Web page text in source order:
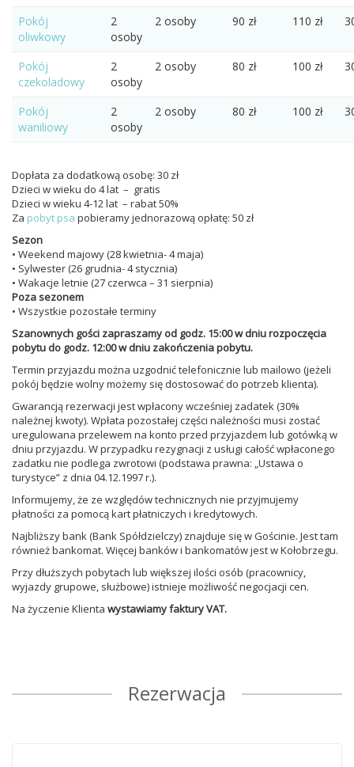
Pokój
oliwkowy
2
osoby
2 osoby 90 zł 110 zł
Pokój
czekoladowy
2
osoby
2 osoby 80 zł 100 zł
Pokój
waniliowy
2
osoby
2 osoby 80 zł 100 zł
Dopłata za dodatkową osobę: 30 zł
Dzieci w wieku do 4 lat – gratis
Dzieci w wieku 4-12 lat – rabat 50%
Za pobyt psa pobieramy jednorazową opłatę: 50 zł
Sezon
• Weekend majowy (28 kwietnia- 4 maja)
• Sylwester (26 grudnia- 4 stycznia)
• Wakacje letnie (27 czerwca – 31 sierpnia)
Poza sezonem
• Wszystkie pozostałe terminy
Szanownych gości zapraszamy od godz. 15:00 w dniu rozpoczęcia
pobytu do godz. 12:00 w dniu zakończenia pobytu.
Termin przyjazdu można uzgodnić telefonicznie lub mailowo (jeżeli
pokój będzie wolny możemy się dostosować do potrzeb klienta).
Gwarancją rezerwacji jest wpłacony wcześniej zadatek (30%
należnej kwoty). Wpłata pozostałej części należności musi zostać
uregulowana przelewem na konto przed przyjazdem lub gotówką w
dniu przyjazdu. W przypadku rezygnacji z usługi całość wpłaconego
zadatku nie podlega zwrotowi (podstawa prawna: „Ustawa o
turystyce” z dnia 04.12.1997 r.).
Informujemy, że ze względów technicznych nie przyjmujemy
płatności za pomocą kart płatniczych i kredytowych.
Najbliższy bank (Bank Spółdzielczy) znajduje się w Gościnie. Jest tam
również bankomat. Więcej banków i bankomatów jest w Kołobrzegu.
Przy dłuższych pobytach lub większej ilości osób (pracownicy,
wyjazdy grupowe, służbowe) istnieje możliwość negocjacji cen.
Na życzenie Klienta wystawiamy faktury VAT.
Rezerwacja